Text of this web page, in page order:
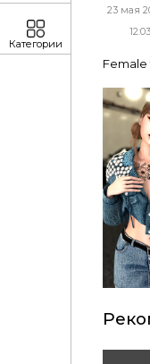
23 мая
12:03
Female
Категории